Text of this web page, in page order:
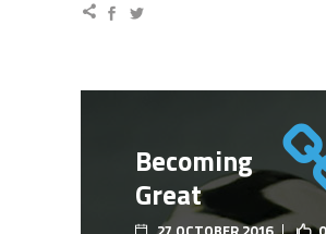
Becoming
Great